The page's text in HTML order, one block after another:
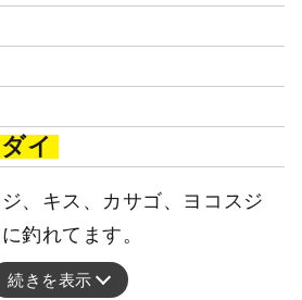
イ
、キス、カサゴ、ヨコスジ
釣れてます。
続きを表示